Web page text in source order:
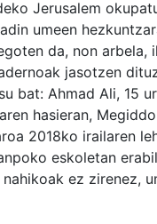
Jerusalem
umeen
da, non arbela,
jasotzen
bat: Ahmad Ali, 15
hasieran,
2018ko irailaren
eskoletan
ez zirenez,